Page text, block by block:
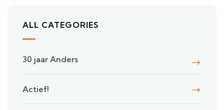
ALL CATEGORIES
30 jaar Anders
Actief!